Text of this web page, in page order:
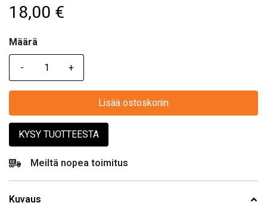
18,00 €
Määrä
Määrä
Lisää ostoskoriin
KYSY TUOTTEESTA
Meiltä nopea toimitus
Kuvaus